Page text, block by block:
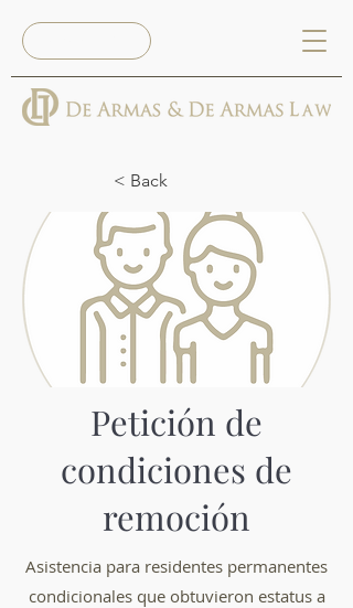
< Back
Petición de
condiciones de
remoción
Asistencia para residentes permanentes
condicionales que obtuvieron estatus a